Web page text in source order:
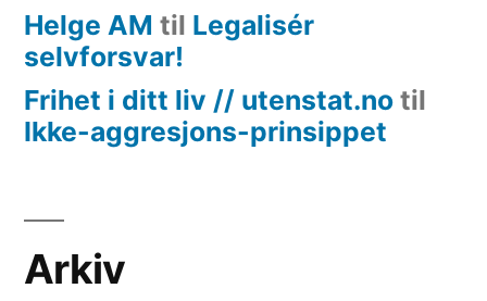
Helge AM til Legalisér
selvforsvar!
Frihet i ditt liv // utenstat.no til
Ikke-aggresjons-prinsippet
Arkiv